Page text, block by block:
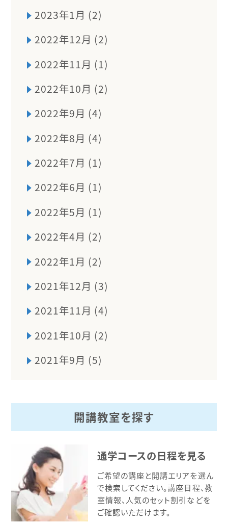
2023年1月 (2)
2022年12月 (2)
2022年11月 (1)
2022年10月 (2)
2022年9月 (4)
2022年8月 (4)
2022年7月 (1)
2022年6月 (1)
2022年5月 (1)
2022年4月 (2)
2022年1月 (2)
2021年12月 (3)
2021年11月 (4)
2021年10月 (2)
2021年9月 (5)
開講教室を探す
通学コースの日程を見る
ご希望の講座と開講エリアを選ん
で検索してください。講座日程、教
室情報、人気のセット割引などを
ご確認いただけます。